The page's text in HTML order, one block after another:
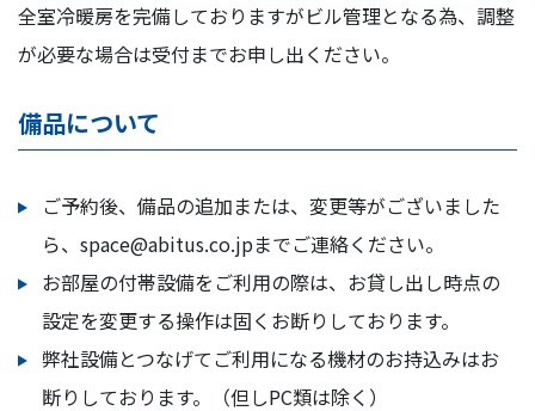
全室冷暖房を完備しておりますがビル管理となる為、調整
が必要な場合は受付までお申し出ください。
備品について
ご予約後、備品の追加または、変更等がございました
ら、space@abitus.co.jpまでご連絡ください。
お部屋の付帯設備をご利用の際は、お貸し出し時点の
設定を変更する操作は固くお断りしております。
弊社設備とつなげてご利用になる機材のお持込みはお
断りしております。（但しPC類は除く）